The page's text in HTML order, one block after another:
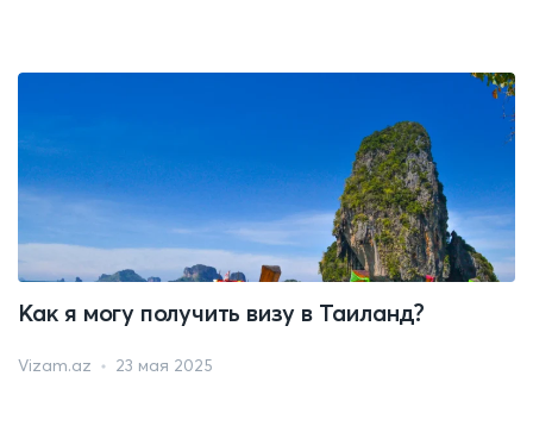
Как я могу получить визу в Таиланд?
Vizam.az 23 мая 2025